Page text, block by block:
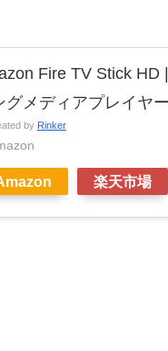
Fire TV Stick HD
グメディアプレイヤー
by Rinker
楽天市場